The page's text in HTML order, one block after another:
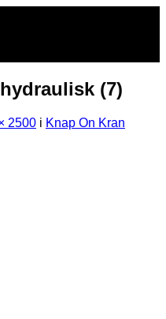
(7)
2500 i Knap On Kran